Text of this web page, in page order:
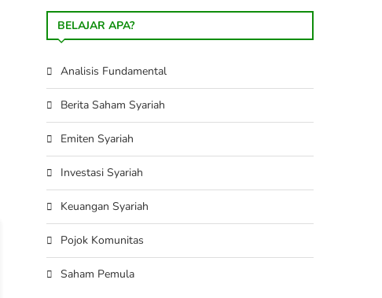
BELAJAR APA?
Analisis Fundamental
Berita Saham Syariah
Emiten Syariah
Investasi Syariah
Keuangan Syariah
Pojok Komunitas
Saham Pemula